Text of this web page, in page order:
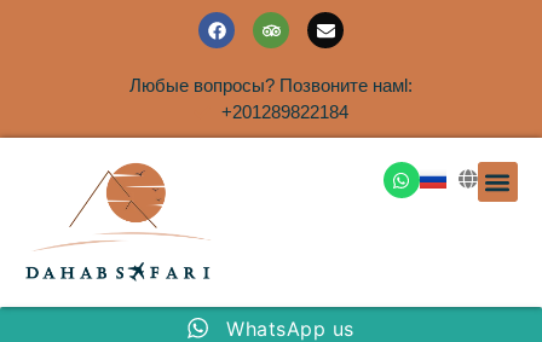
Любые вопросы? Позвоните намl:
+201289822184
WhatsApp us